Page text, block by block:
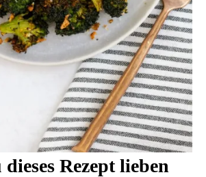
Rezept lieben